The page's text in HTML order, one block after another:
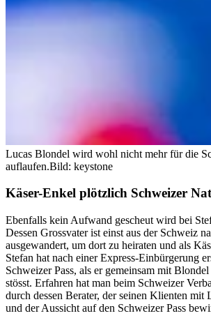
Lucas Blondel wird wohl nicht mehr für die
auflaufen.Bild: keystone
Käser-Enkel plötzlich Schweizer
Ebenfalls kein Aufwand gescheut wird bei
Dessen Grossvater ist einst aus der Schweiz
ausgewandert, um dort zu heiraten und als
Stefan hat nach einer Express-Einbürgerung
Schweizer Pass, als er gemeinsam mit
stösst. Erfahren hat man beim Schweizer
durch dessen Berater, der seinen Klienten mit
und der Aussicht auf den Schweizer Pass